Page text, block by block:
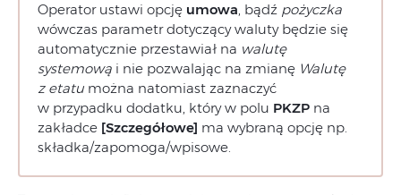
Operator ustawi opcję umowa, bądź pożyczka
wówczas parametr dotyczący waluty będzie się
automatycznie przestawiał na walutę
systemową i nie pozwalając na zmianę Walutę
z etatu można natomiast zaznaczyć
w przypadku dodatku, który w polu PKZP na
zakładce [Szczegółowe] ma wybraną opcję np.
składka/zapomoga/wpisowe.